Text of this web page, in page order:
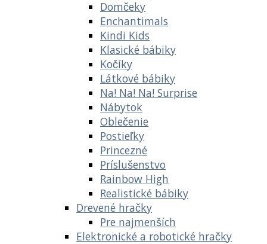
Domčeky
Enchantimals
Kindi Kids
Klasické bábiky
Kočíky
Látkové bábiky
Na! Na! Na! Surprise
Nábytok
Oblečenie
Postieľky
Princezné
Príslušenstvo
Rainbow High
Realistické bábiky
Drevené hračky
Pre najmenších
Elektronické a robotické hračky